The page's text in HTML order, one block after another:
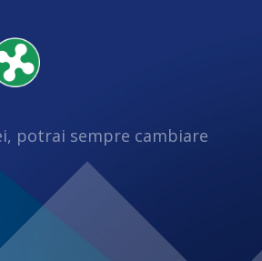
potrai sempre cambiare